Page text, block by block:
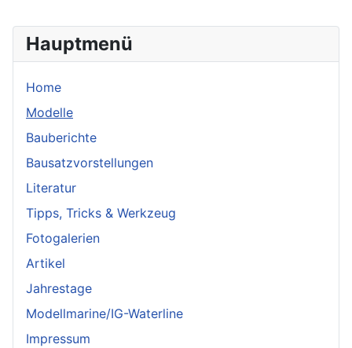
Hauptmenü
Home
Modelle
Bauberichte
Bausatzvorstellungen
Literatur
Tipps, Tricks & Werkzeug
Fotogalerien
Artikel
Jahrestage
Modellmarine/IG-Waterline
Impressum